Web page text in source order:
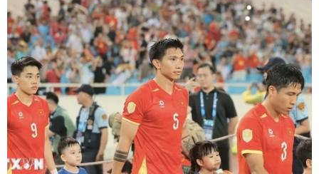
Thủ tướng: Không chỉ Chính phủ mà cả hệ
thống phải chuyển động